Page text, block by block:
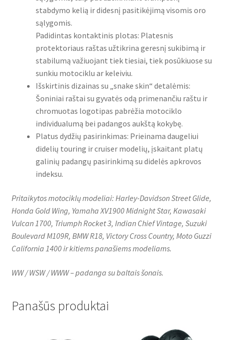
stabdymo kelią ir didesnį pasitikėjimą visomis oro
sąlygomis.
Padidintas kontaktinis plotas: Platesnis
protektoriaus raštas užtikrina geresnį sukibimą ir
stabilumą važiuojant tiek tiesiai, tiek posūkiuose su
sunkiu motociklu ar keleiviu.
Išskirtinis dizainas su „snake skin“ detalėmis:
Šoniniai raštai su gyvatės odą primenančiu raštu ir
chromuotas logotipas pabrėžia motociklo
individualumą bei padangos aukštą kokybę.
Platus dydžių pasirinkimas: Prieinama daugeliui
didelių touring ir cruiser modelių, įskaitant platų
galinių padangų pasirinkimą su didelės apkrovos
indeksu.
Pritaikytos motociklų modeliai: Harley-Davidson Street Glide,
Honda Gold Wing, Yamaha XV1900 Midnight Star, Kawasaki
Vulcan 1700, Triumph Rocket 3, Indian Chief Vintage, Suzuki
Boulevard M109R, BMW R18, Victory Cross Country, Moto Guzzi
California 1400 ir kitiems panašiems modeliams.
WW / WSW / WWW – padanga su baltais šonais.
Panašūs produktai